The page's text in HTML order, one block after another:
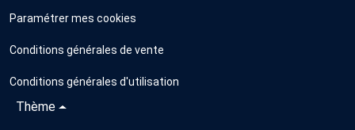
Paramétrer mes cookies
Conditions générales de vente
Conditions générales d'utilisation
Thème